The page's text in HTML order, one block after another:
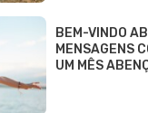
BEM-VINDO
MENSAGENS
UM MÊS